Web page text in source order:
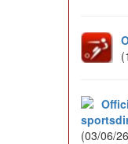
(03/06/